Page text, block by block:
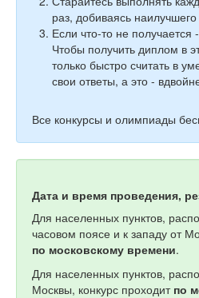
раз, добиваясь наилучшего
Если что-то не получается
Чтобы получить диплом в
только быстро считать в
свои ответы, а это -
Все конкурсы и олимпиады
Дата и время проведения,
Для населенных пунктов,
часовом поясе и к западу от
по московскому времени.
Для населенных пунктов,
Москвы, конкурс проходит по